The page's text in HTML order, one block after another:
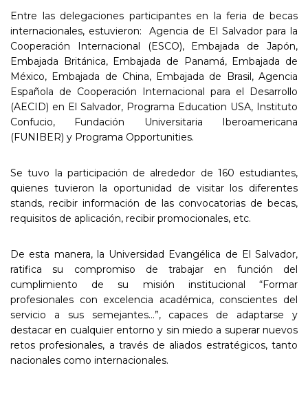
Entre las delegaciones participantes en la feria de becas
internacionales, estuvieron: Agencia de El Salvador para la
Cooperación Internacional (ESCO), Embajada de Japón,
Embajada Británica, Embajada de Panamá, Embajada de
México, Embajada de China, Embajada de Brasil, Agencia
Española de Cooperación Internacional para el Desarrollo
(AECID) en El Salvador, Programa Education USA, Instituto
Confucio, Fundación Universitaria Iberoamericana
(FUNIBER) y Programa Opportunities.
Se tuvo la participación de alrededor de 160 estudiantes,
quienes tuvieron la oportunidad de visitar los diferentes
stands, recibir información de las convocatorias de becas,
requisitos de aplicación, recibir promocionales, etc.
De esta manera, la Universidad Evangélica de El Salvador,
ratifica su compromiso de trabajar en función del
cumplimiento de su misión institucional “Formar
profesionales con excelencia académica, conscientes del
servicio a sus semejantes…”, capaces de adaptarse y
destacar en cualquier entorno y sin miedo a superar nuevos
retos profesionales, a través de aliados estratégicos, tanto
nacionales como internacionales.